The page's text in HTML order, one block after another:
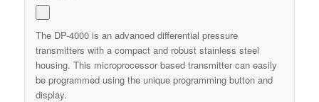
The DP-4000 is an advanced differential pressure
transmitters with a compact and robust stainless steel
housing. This microprocessor based transmitter can easily
be programmed using the unique programming button and
display.